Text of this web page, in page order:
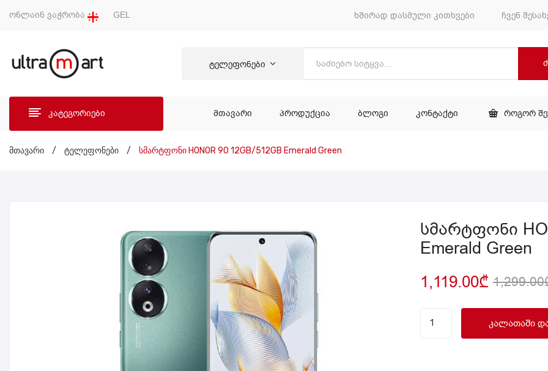
ონლაინ ვაჭრობა GEL ხშირად დასმული კითხვები ჩვენ
ტელეფონები
კატეგორიები
ᲛᲗᲐᲕᲐᲠᲘ ᲞᲠᲝᲓᲣᲥᲪᲘᲐ ᲑᲚᲝᲒᲘ ᲙᲝᲜᲢᲐᲥᲢᲘ ᲠᲝᲒᲝᲠ
ᲛᲗᲐᲕᲐᲠᲘ ᲞᲠᲝᲓᲣᲥᲪᲘᲐ
მთავარი / ტელეფონები / სმარტფონი HONOR 90 12GB/512GB Emerald Green
სმარტფონი
Emerald Green
1,299.00
1,119.00₾
სმარტფონი
ᲙᲐᲚᲐᲗᲐᲨᲘ